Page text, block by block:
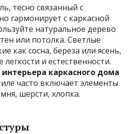
тесно связанный с
гармонирует с каркасной
натуральное дерево
или потолка. Светлые
как сосна, береза или ясень,
и естественности.
каркасного дома
часто включает элементы
шерсти, хлопка.